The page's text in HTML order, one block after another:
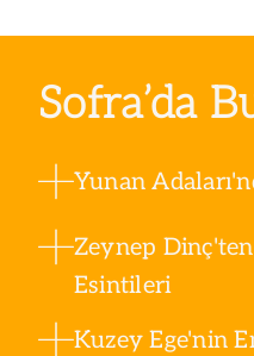
Sofra’da
Yunan
Zeynep
Esintileri
Kuzey Ege'nin